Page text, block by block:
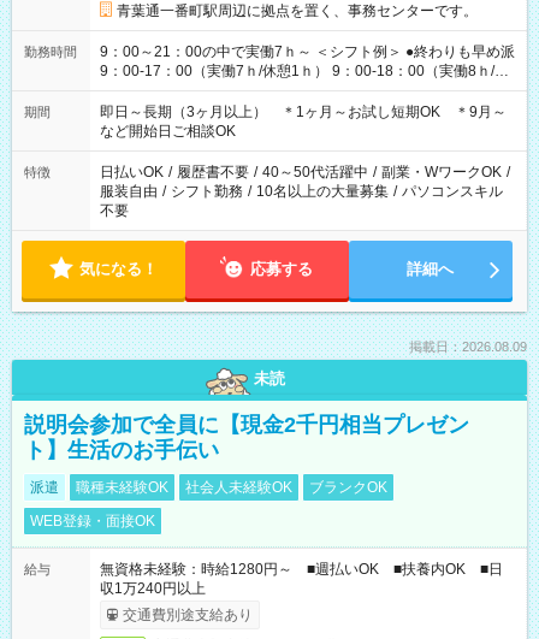
青葉通一番町駅周辺に拠点を置く、事務センターです。
勤務時間
9：00～21：00の中で実働7ｈ～ ＜シフト例＞ ●終わりも早め派
9：00-17：00（実働7ｈ/休憩1ｈ） 9：00-18：00（実働8ｈ/休
憩1ｈ） 10：00-19：00（実働8ｈ/休憩1ｈ） ●朝ゆっくり派
11：00-20：00（実働8ｈ/休憩1ｈ） 12：00-20：00（実働7ｈ/
休憩1ｈ） 12：00-21：00（実働8ｈ/休憩1ｈ） 13：00-22：
00（実働8ｈ/休憩1ｈ） ＊時間帯固定OK
期間
即日～長期（3ヶ月以上） ＊1ヶ月～お試し短期OK ＊9月～
など開始日ご相談OK
特徴 日払いOK / 履歴書不要 / 40～50代活躍中 / 副業・WワークOK /
服装自由 / シフト勤務 / 10名以上の大量募集 / パソコンスキル
不要
気になる！ 応募する 詳細へ
掲載日：2026.08.09
未読
説明会参加で全員に【現金2千円相当プレゼン
ト】生活のお手伝い
派遣 職種未経験OK 社会人未経験OK
ブランクOK
WEB登録・面接OK
給与
無資格未経験：時給1280円～ ■週払いOK ■扶養内OK ■日
収1万240円以上
交通費別途支給あり